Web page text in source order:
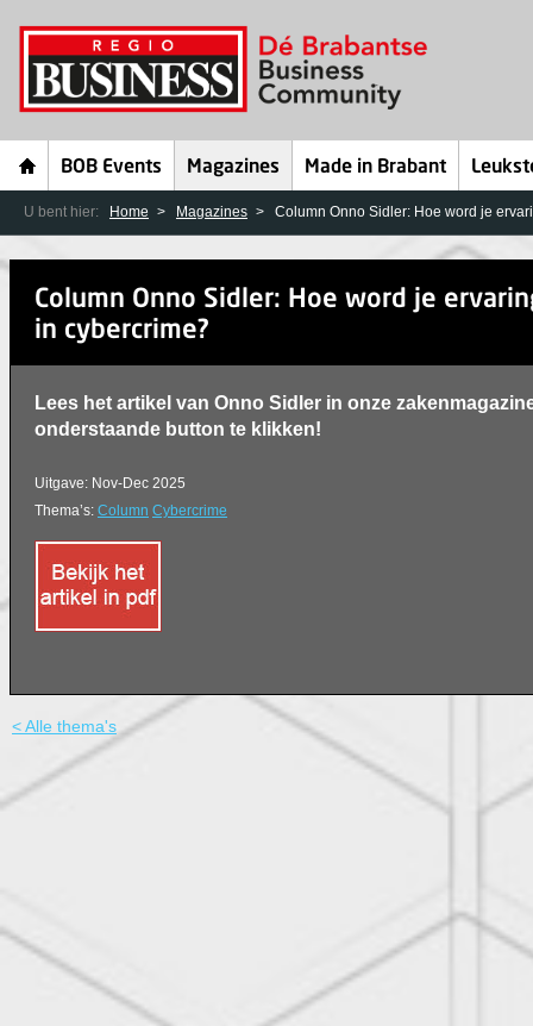
BOB Events Magazines Made in Brabant
U bent hier: Home Magazines Column Onno Sidler: Hoe word je
Column Onno Sidler: Hoe word je
in cybercrime?
Lees het artikel van Onno Sidler in onze
onderstaande button te klikken!
Uitgave: Nov-Dec 2025
Thema’s: Column Cybercrime
< Alle thema's